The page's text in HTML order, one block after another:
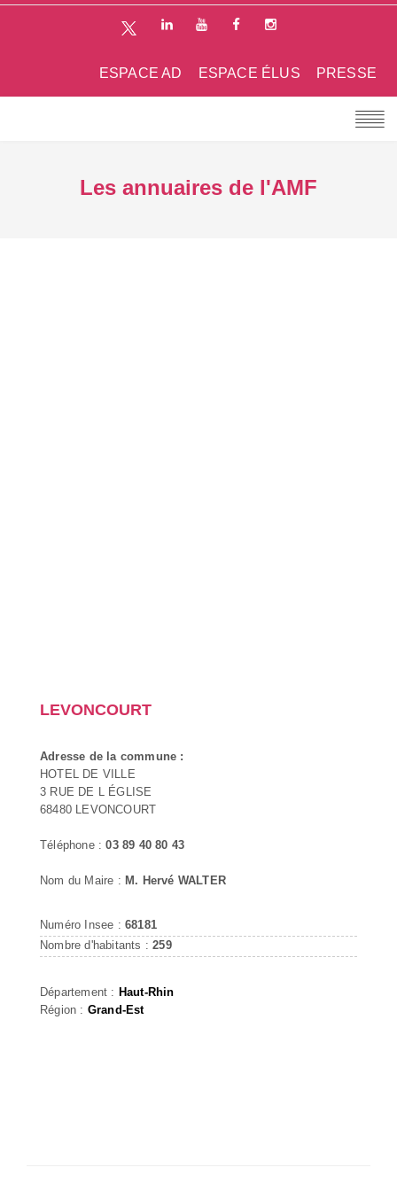
PRESSE
ESPACE ÉLUS
ESPACE AD
Les annuaires de l'AMF
LEVONCOURT
Adresse de la commune :
HOTEL DE VILLE
3 RUE DE L ÉGLISE
68480 LEVONCOURT
Téléphone :03 89 40 80 43
Nom du Maire : M. Hervé WALTER
Numéro Insee : 68181
Nombre d'habitants :259
Département : Haut-Rhin
Région : Grand-Est